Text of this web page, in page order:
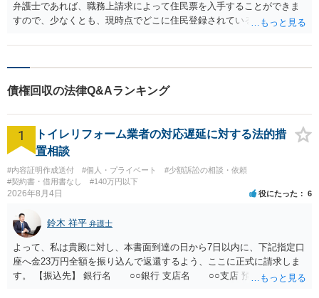
弁護士であれば、職務上請求によって住民票を入手することができま
すので、少なくとも、現時点でどこに住民登録されているかが分かり
があるはずですので、元夫の財産（預貯金や給料等）に対する強制執
費用については、事務所ごとに設定しておりますので、事務所のＨＰ
債権回収の法律Q&Aランキング
1
トイレリフォーム業者の対応遅延に対する法的措
置相談
#内容証明作成送付 #個人・プライベート
#少額訴訟の相談・依頼
#契約書・借用書なし
#140万円以下
2026年8月4日 役にたった 6
鈴木 祥平 弁護士
よって、私は貴殿に対し、本書面到達の日から7日以内に、下記指定口
座へ金23万円全額を振り込んで返還するよう、ここに正式に請求しま
す。 【振込先】 銀行名 ○○銀行 支店名 ○○支店 預金種別 普通